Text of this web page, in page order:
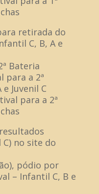
retirada do
C, B, A e
Bateria
para a 2ª
Juvenil C
para a 2ª
C) no site do
pódio por
– Infantil C, B e